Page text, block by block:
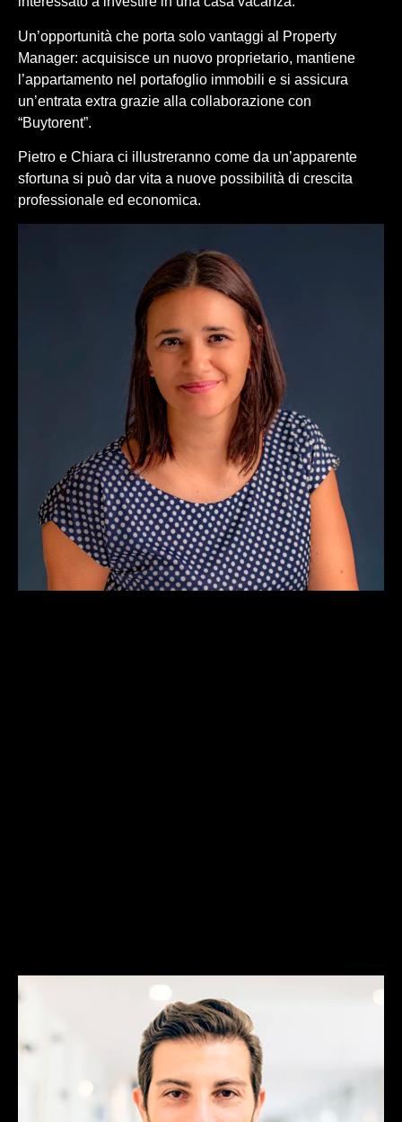
Un’opportunità che porta solo vantaggi al Property
Manager: acquisisce un nuovo proprietario, mantiene
l’appartamento nel portafoglio immobili e si assicura
un’entrata extra grazie alla collaborazione con
“Buytorent”.
Pietro e Chiara ci illustreranno come da un’apparente
sfortuna si può dar vita a nuove possibilità di crescita
professionale ed economica.